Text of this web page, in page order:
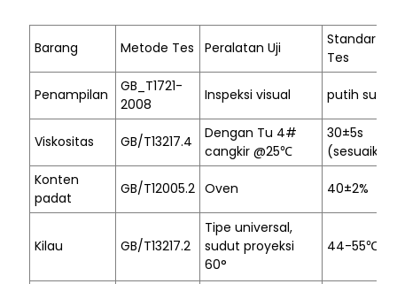
Barang Metode Tes Peralatan Uji
Standar
Tes
Penampilan
GB_T1721-
2008
Inspeksi visual putih susu
Viskositas GB/T13217.4
Dengan Tu 4#
cangkir @25℃
30±5s
Konten
padat
GB/T12005.2 Oven 40±2%
Kilau GB/T13217.2
Tipe universal,
sudut proyeksi
60°
44-55℃